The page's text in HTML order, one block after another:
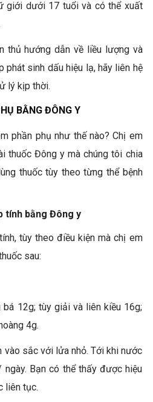
giới dưới 17 tuổi và có thể xuất
thủ hướng dẫn về liều lượng và
phát sinh dấu hiệu lạ, hãy liên hệ
lý kịp thời.
BẰNG ĐÔNG Y
phần phụ như thế nào? Chị em
thuốc Đông y mà chúng tôi chia
thuốc tùy theo từng thể bệnh
tính bằng Đông y
tùy theo điều kiện mà chị em
sau:
bá 12g; tùy giải và liên kiều 16g;
4g.
vào sắc với lửa nhỏ. Tới khi nước
Bạn có thể thấy được hiệu
liên tục.